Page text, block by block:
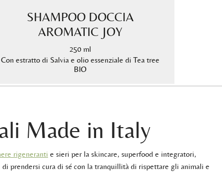
SHAMPOO DOCCIA
AROMATIC JOY
250 ml
Con estratto di Salvia e olio essenziale di Tea tree
BIO
Made in Italy
rigeneranti e sieri per la skincare, superfood e integratori,
prendersi cura di sé con la tranquillità di rispettare gli animali e